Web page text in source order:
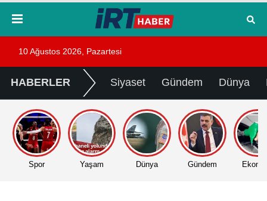
10 Ağustos 2026, Pazartesi
HABERLER Siyaset Gündem Dünya
Spor Yaşam Dünya Gündem